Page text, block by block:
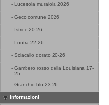
- Lucertola muraiola 2026
- Geco comune 2026
- Istrice 20-26
- Lontra 22-26
- Sciacallo dorato 20-26
- Gambero rosso della Louisiana 17-
25
- Granchio blu 23-26
Informazioni